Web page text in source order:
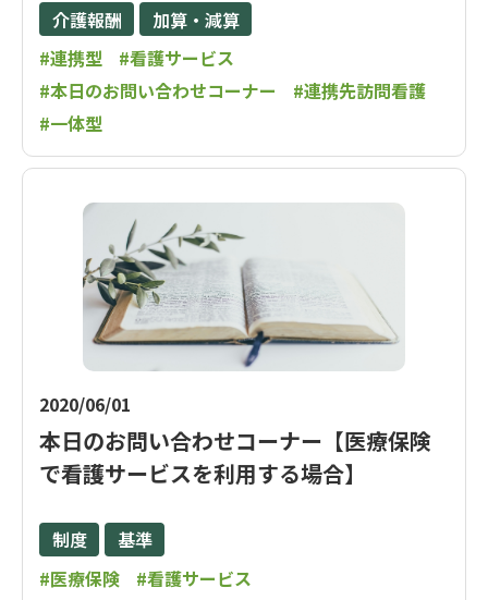
介護報酬
加算・減算
#連携型
#看護サービス
#本日のお問い合わせコーナー
#連携先訪問看護
#一体型
2020/06/01
本日のお問い合わせコーナー【医療保険
で看護サービスを利用する場合】
制度
基準
#医療保険
#看護サービス